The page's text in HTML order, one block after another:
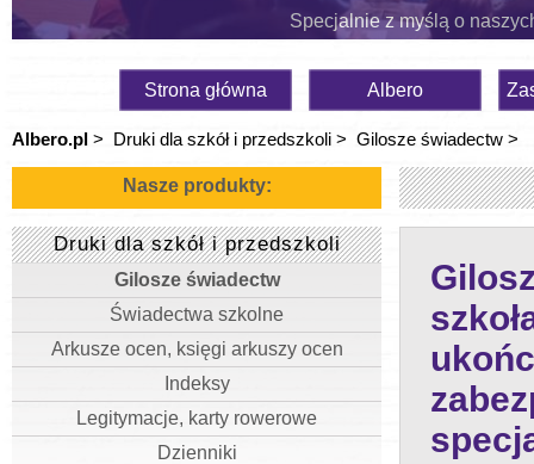
Specjalnie z myślą o
Strona główna Albero
Albero.pl > Druki dla szkół i przedszkoli > Gilosze świadectw >
Nasze produkty:
Druki dla szkół i przedszkoli
Gilosze świadectw
Świadectwa szkolne
Arkusze ocen, księgi arkuszy ocen
Indeksy
Legitymacje, karty rowerowe
Dzienniki